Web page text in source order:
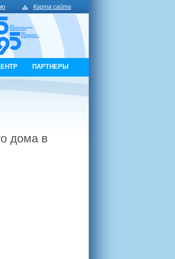
Карта сайта
ПАРТНЕРЫ
дома в